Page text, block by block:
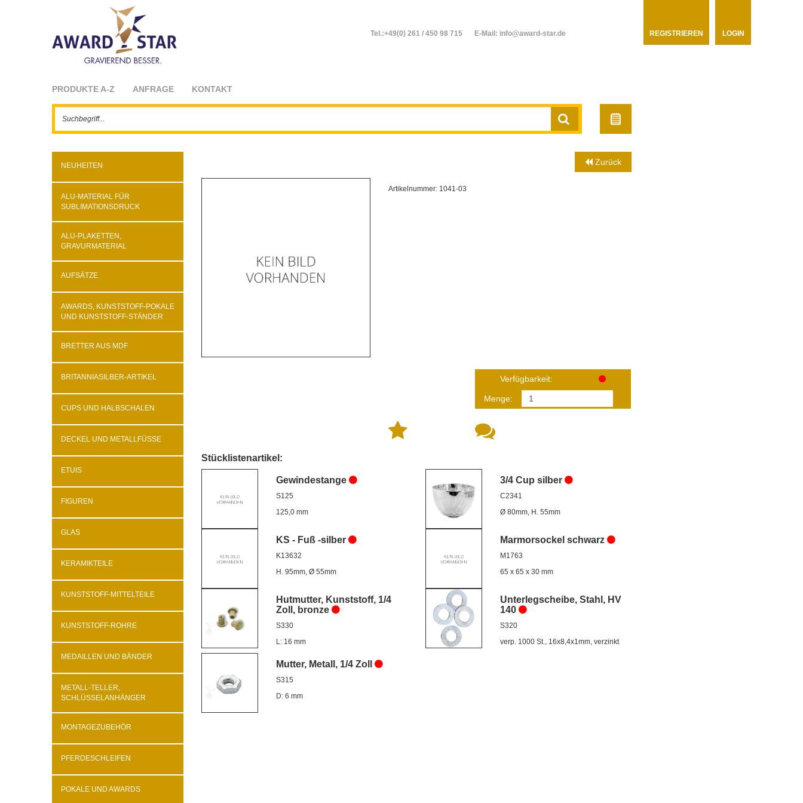
Tel.:+49(0) 261 / 450 98 715 E-Mail: info@award-star.de REGISTRIEREN LOGIN
PRODUKTE A-Z ANFRAGE KONTAKT
NEUHEITEN
ALU-MATERIAL FÜR
SUBLIMATIONSDRUCK
ALU-PLAKETTEN,
GRAVURMATERIAL
AUFSÄTZE
AWARDS, KUNSTSTOFF-POKALE
UND KUNSTSTOFF-STÄNDER
BRETTER AUS MDF
BRITANNIASILBER-ARTIKEL
CUPS UND HALBSCHALEN
DECKEL UND METALLFÜSSE
ETUIS
FIGUREN
GLAS
KERAMIKTEILE
KUNSTSTOFF-MITTELTEILE
KUNSTSTOFF-ROHRE
MEDAILLEN UND BÄNDER
METALL-TELLER,
SCHLÜSSELANHÄNGER
MONTAGEZUBEHÖR
PFERDESCHLEIFEN
POKALE UND AWARDS
Zurück
Artikelnummer: 1041-03
Verfügbarkeit:
Menge:
Stücklistenartikel:
Gewindestange
S125
125,0 mm
3/4 Cup silber
C2341
Ø 80mm, H. 55mm
KS - Fuß -silber
K13632
H. 95mm, Ø 55mm
Marmorsockel schwarz
M1763
65 x 65 x 30 mm
Hutmutter, Kunststoff, 1/4
Zoll, bronze
S330
L: 16 mm
Unterlegscheibe, Stahl, HV
140
S320
verp. 1000 St., 16x8,4x1mm, verzinkt
Mutter, Metall, 1/4 Zoll
S315
D: 6 mm